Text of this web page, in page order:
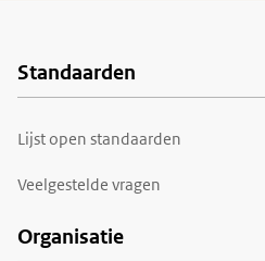
Voet
Standaarden
Lijst open standaarden
Veelgestelde vragen
Organisatie